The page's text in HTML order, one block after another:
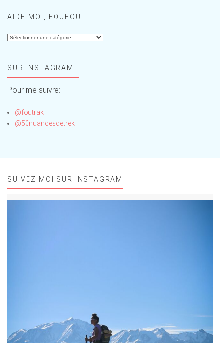
AIDE-MOI, FOUFOU !
Aide-
!SUR INSTAGRAM…
Pour me suivre:
@foutrak
@50nuancesdetrek
SUIVEZ MOI SUR INSTAGRAM